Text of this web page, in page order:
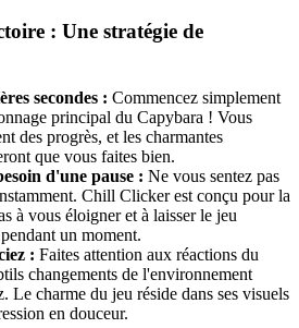
: Une stratégie de
secondes : Commencez simplement
principal du Capybara ! Vous
des progrès, et les charmantes
que vous faites bien.
d'une pause : Ne vous sentez pas
Chill Clicker est conçu pour la
à vous éloigner et à laisser le jeu
un moment.
: Faites attention aux réactions du
changements de l'environnement
Le charme du jeu réside dans ses visuels
en douceur.